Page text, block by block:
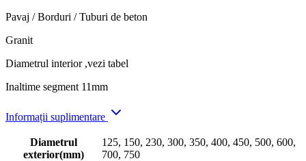
Pavaj / Borduri / Tuburi de beton
Granit
Diametrul interior ,vezi tabel
Inaltime segment 11mm
Informații suplimentare
Diametrul
exterior(mm)
125, 150, 230, 300, 350, 400, 450, 500, 600,
700, 750